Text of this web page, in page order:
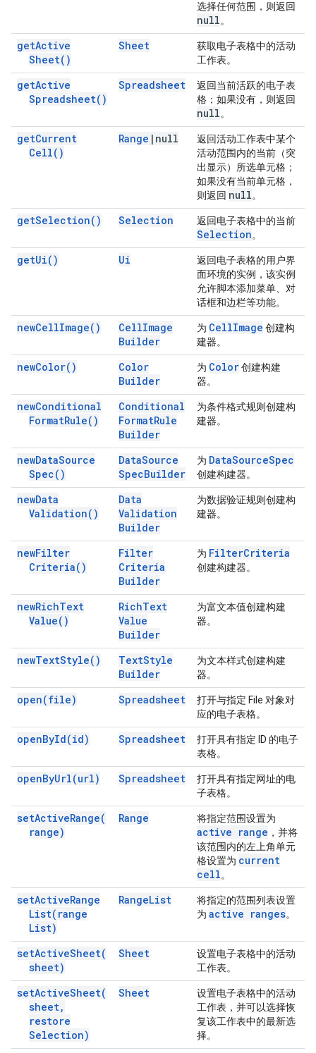
选择任何范围，则返回
null。
getActive
Sheet( )
Sheet
获取电子表格中的活动
工作表。
getActive
Spreadsheet( )
Spreadsheet
返回当前活跃的电子表
格；如果没有，则返回
null。
getCurrent
Cell( )
Range | null
返回活动工作表中某个
活动范围内的当前（突
出显示）所选单元格；
如果没有当前单元格，
则返回 null。
getSelection( ) Selection 返回电子表格中的当前
Selection。
getUi( ) Ui
返回电子表格的用户界
面环境的实例，该实例
允许脚本添加菜单、对
话框和边栏等功能。
newCellImage( ) CellImage
Builder
为 CellImage 创建构
建器。
newColor( )
Color
Builder
为 Color创建构建
器。
newConditional
FormatRule( )
Conditional
FormatRule
Builder
为条件格式规则创建构
建器。
newDataSource
Spec( )
DataSource
SpecBuilder
为 DataSourceSpec
创建构建器。
newData
Validation( )
Data
Validation
Builder
为数据验证规则创建构
建器。
newFilter
Criteria( )
Filter
Criteria
Builder
为 FilterCriteria
创建构建器。
newRichText
Value( )
RichText
Value
Builder
为富文本值创建构建
器。
newTextStyle( ) TextStyle
Builder
为文本样式创建构建
器。
open(file) Spreadsheet
打开与指定 File 对象对
应的电子表格。
openById(id) Spreadsheet
打开具有指定 ID 的电子
表格。
openByUrl(url) Spreadsheet
打开具有指定网址的电
子表格。
setActiveRange(
range)
Range 将指定范围设置为
active range ，并将
该范围内的左上角单元
格设置为 current
cell。
setActiveRange
List( range
List)
RangeList
将指定的范围列表设置
为 active ranges。
setActiveSheet(
sheet)
Sheet
设置电子表格中的活动
工作表。
setActiveSheet(
sheet,
restore
Selection)
Sheet
设置电子表格中的活动
工作表，并可以选择恢
复该工作表中的最新选
择。